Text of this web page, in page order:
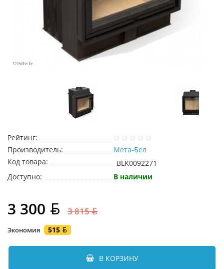
Рейтинг:
Производитель:
Мета-Бел
Код товара:
BLK0092271
Доступно:
В наличии
3 300 3 815
Экономия 515
В КОРЗИНУ